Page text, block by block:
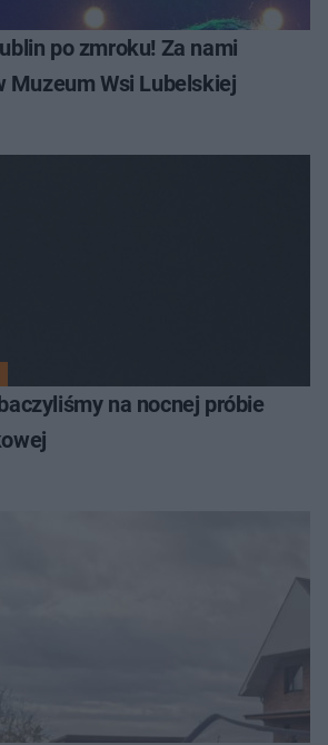
po zmroku! Za nami
Muzeum Wsi Lubelskiej
na nocnej próbie